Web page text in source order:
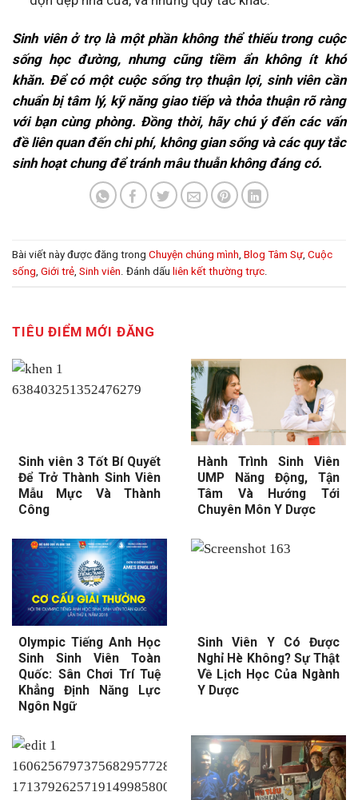
Sinh viên ở trọ là một phần không thể thiếu trong cuộc
sống học đường, nhưng cũng tiềm ẩn không ít khó
khăn. Để có một cuộc sống trọ thuận lợi, sinh viên cần
chuẩn bị tâm lý, kỹ năng giao tiếp và thỏa thuận rõ ràng
với bạn cùng phòng. Đồng thời, hãy chú ý đến các vấn
đề liên quan đến chi phí, không gian sống và các quy tắc
sinh hoạt chung để tránh mâu thuẫn không đáng có.
Bài viết này được đăng trong Chuyện chúng mình, Blog Tâm Sự, Cuộc
sống, Giới trẻ, Sinh viên. Đánh dấu liên kết thường trực.
TIÊU ĐIỂM MỚI ĐĂNG
Sinh viên 3 Tốt Bí Quyết
Để Trở Thành Sinh Viên
Mẫu Mực Và Thành
Công
Hành Trình Sinh Viên
UMP Năng Động, Tận
Tâm Và Hướng Tới
Chuyên Môn Y Dược
Olympic Tiếng Anh Học
Sinh Sinh Viên Toàn
Quốc: Sân Chơi Trí Tuệ
Khẳng Định Năng Lực
Ngôn Ngữ
Sinh Viên Y Có Được
Nghỉ Hè Không? Sự Thật
Về Lịch Học Của Ngành
Y Dược